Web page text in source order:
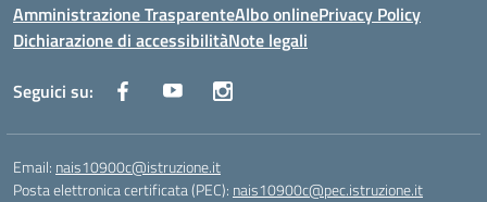
Amministrazione TrasparenteAlbo onlinePrivacy Policy
Dichiarazione di accessibilitàNote legali
Seguici su:
Email: nais10900c@istruzione.it
Posta elettronica certificata (PEC): nais10900c@pec.istruzione.it